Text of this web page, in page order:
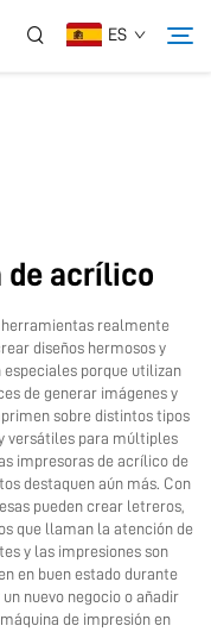
ES
de acrílico
herramientas realmente
diseños hermosos y
porque utilizan
de generar imágenes y
sobre distintos tipos
versátiles para múltiples
impresoras de acrílico de
destaquen aún más. Con
pueden crear letreros,
que llaman la atención de
y las impresiones son
en buen estado durante
nuevo negocio o añadir
de impresión en